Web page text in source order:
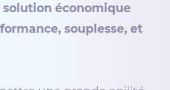
solution économique
souplesse, et